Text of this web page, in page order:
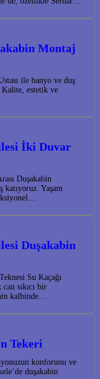
Montaj
ile banyo ve duş
Kalite, estetik ve
İki Duvar
Duşakabin
Yaşam
Duşakabin
Su Kaçağı
sıkıcı bir
kalbinde…
Tekeri
konforunu ve
duşakabin